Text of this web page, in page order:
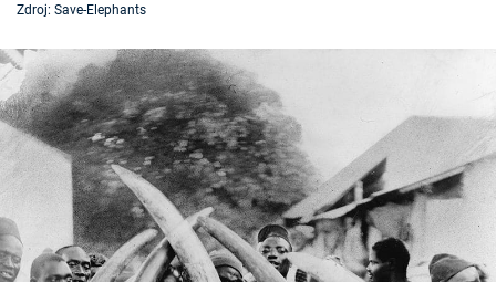
Časopis
Sledujte prima+
Přihlášení
Sledujte nás
Zdroj: Save-Elephants